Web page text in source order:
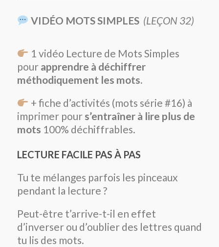
VIDÉO MOTS SIMPLES (LEÇON 32)
1 vidéo Lecture de Mots Simples
pour apprendre à déchiffrer
méthodiquement les mots.
+ fiche d’activités (mots série #16) à
imprimer pour s’entraîner à lire plus de
mots 100% déchiffrables.
LECTURE FACILE PAS À PAS
Tu te mélanges parfois les pinceaux
pendant la lecture ?
Peut-être t’arrive-t-il en effet
d’inverser ou d’oublier des lettres quand
tu lis des mots.